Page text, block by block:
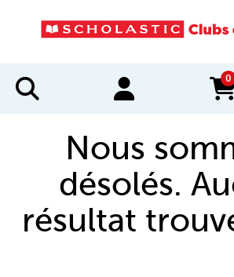
0
Nous
désolés.
résultat